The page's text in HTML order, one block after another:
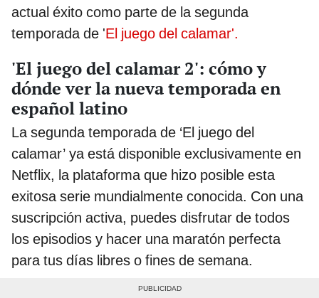
actual éxito como parte de la segunda
temporada de 'El juego del calamar'.
'El juego del calamar 2': cómo y
dónde ver la nueva temporada en
español latino
La segunda temporada de ‘El juego del
calamar’ ya está disponible exclusivamente en
Netflix, la plataforma que hizo posible esta
exitosa serie mundialmente conocida. Con una
suscripción activa, puedes disfrutar de todos
los episodios y hacer una maratón perfecta
para tus días libres o fines de semana.